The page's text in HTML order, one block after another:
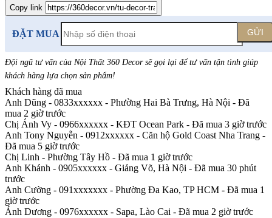
Copy link
ĐẶT MUA GỬI
Đội ngũ tư vấn của Nội Thất 360 Decor sẽ gọi lại để tư vấn tận tình giúp
khách hàng lựa chọn sản phẩm!
Khách hàng đã mua
Anh Dũng - 0833xxxxxx - Phường Hai Bà Trưng, Hà Nội - Đã
mua 2 giờ trước
Chị Ánh Vy - 0966xxxxxx - KĐT Ocean Park - Đã mua 3 giờ trước
Anh Tony Nguyễn - 0912xxxxxx - Căn hộ Gold Coast Nha Trang -
Đã mua 5 giờ trước
Chị Linh - Phường Tây Hồ - Đã mua 1 giờ trước
Anh Khánh - 0905xxxxxx - Giảng Võ, Hà Nội - Đã mua 30 phút
trước
Anh Cường - 091xxxxxxx - Phường Đa Kao, TP HCM - Đã mua 1
giờ trước
Ánh Dương - 0976xxxxxx - Sapa, Lào Cai - Đã mua 2 giờ trước